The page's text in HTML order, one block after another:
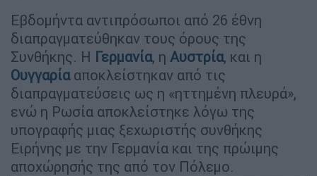
Εβδομήντα αντιπρόσωποι από 26 έθνη
διαπραγματεύθηκαν τους όρους της
Συνθήκης. Η Γερμανία, η Αυστρία, και η
Ουγγαρία αποκλείστηκαν από τις
διαπραγματεύσεις ως η «ηττημένη πλευρά»,
ενώ η Ρωσία αποκλείστηκε λόγω της
υπογραφής μιας ξεχωριστής συνθήκης
Ειρήνης με την Γερμανία και της πρώιμης
αποχώρησής της από τον Πόλεμο.